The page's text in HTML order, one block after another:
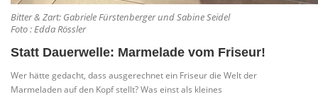
Bitter & Zart: Gabriele Fürstenberger und Sabine Seidel
Foto : Edda Rössler
Statt Dauerwelle: Marmelade vom Friseur!
Wer hätte gedacht, dass ausgerechnet ein Friseur die Welt der
Marmeladen auf den Kopf stellt? Was einst als kleines